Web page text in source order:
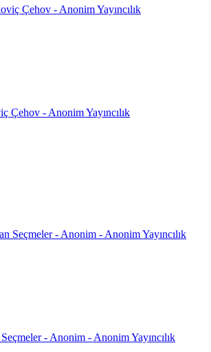
Çehov - Anonim Yayıncılık
- Anonim - Anonim Yayıncılık